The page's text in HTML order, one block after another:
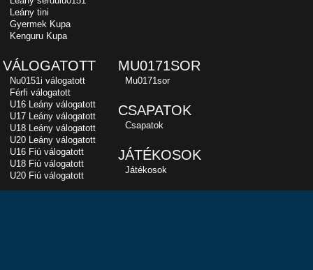
Leány tini
Gyermek Kupa
Kenguru Kupa
VÁLOGATOTT
Nu0151i válogatott
Férfi válogatott
U16 Leány válogatott
U17 Leány válogatott
U18 Leány válogatott
U20 Leány válogatott
U16 Fiú válogatott
U18 Fiú válogatott
U20 Fiú válogatott
MU0171SOR
Mu0171sor
CSAPATOK
Csapatok
JÁTÉKOSOK
Játékosok